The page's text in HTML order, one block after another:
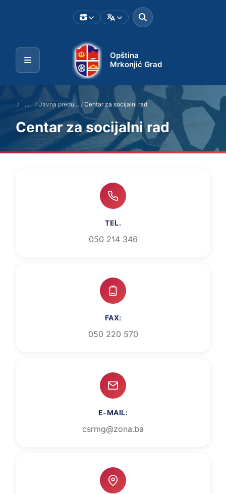
Opština
Mrkonjić Grad
/ ... / Javna preduzeća i ustanove / Centar za socijalni rad
Centar za socijalni rad
TEL.
050 214 346
FAX:
050 220 570
E-MAIL:
csrmg@zona.ba